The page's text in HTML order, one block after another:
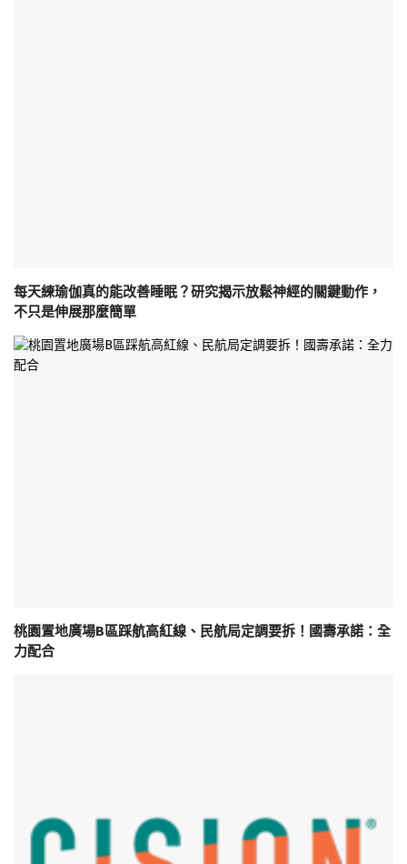
每天練瑜伽真的能改善睡眠？研究揭示放鬆神經的關鍵動作，
不只是伸展那麼簡單
桃園置地廣場B區踩航高紅線、民航局定調要拆！國壽承諾：全
力配合